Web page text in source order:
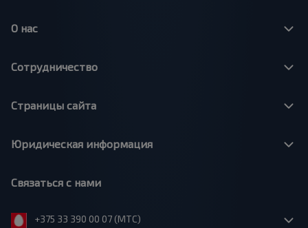
О нас
Сотрудничество
Страницы сайта
Юридическая информация
Связаться с нами
+375 33 390 00 07 (МТС)